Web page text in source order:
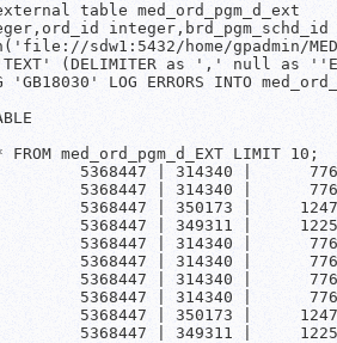
table med_ord_pgm_d_ext
sdw1:5432/home/gpadmin/
(DELIMITER as ',' null as
'GB18030' LOG ERRORS INTO
FROM med_ord_pgm_d_EXT LIMIT 10;
5368447 | 314340 |
5368447 | 314340 |
5368447 | 350173 |
5368447 | 349311 |
5368447 | 314340 |
5368447 | 314340 |
5368447 | 314340 |
5368447 | 314340 |
5368447 | 350173 |
5368447 | 349311 |